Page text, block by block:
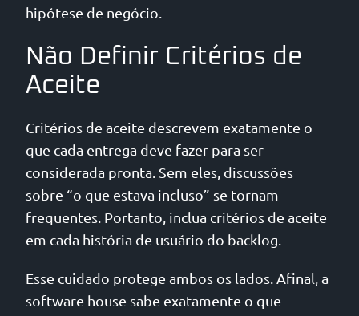
hipótese de negócio.
Não Definir Critérios de
Aceite
Critérios de aceite descrevem exatamente o
que cada entrega deve fazer para ser
considerada pronta. Sem eles, discussões
sobre “o que estava incluso” se tornam
frequentes. Portanto, inclua critérios de aceite
em cada história de usuário do backlog.
Esse cuidado protege ambos os lados. Afinal, a
software house sabe exatamente o que